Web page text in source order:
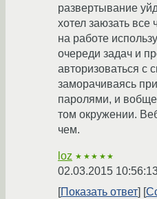
развертывание
хотел заюзать все
на работе
очереди задач и
авторизоваться с
заморачиваясь
паролями, и
том окружении.
чем.
loz ★★★★★
02.03.2015
Показать ответ